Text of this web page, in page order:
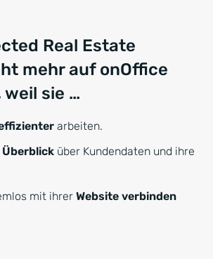
Real Estate
mehr auf onOffice
sie …
arbeiten.
über Kundendaten und ihre
mit ihrer Website verbinden